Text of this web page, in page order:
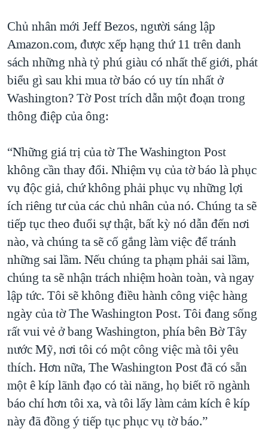
Chủ nhân mới Jeff Bezos, người sáng lập
Amazon.com, được xếp hạng thứ 11 trên danh
sách những nhà tỷ phú giàu có nhất thế giới, phát
biểu gì sau khi mua tờ báo có uy tín nhất ở
Washington? Tờ Post trích dẫn một đoạn trong
thông điệp của ông:
“Những giá trị của tờ The Washington Post
không cần thay đổi. Nhiệm vụ của tờ báo là phục
vụ độc giả, chứ không phải phục vụ những lợi
ích riêng tư của các chủ nhân của nó. Chúng ta sẽ
tiếp tục theo đuổi sự thật, bất kỳ nó dẫn đến nơi
nào, và chúng ta sẽ cố gắng làm việc để tránh
những sai lầm. Nếu chúng ta phạm phải sai lầm,
chúng ta sẽ nhận trách nhiệm hoàn toàn, và ngay
lập tức. Tôi sẽ không điều hành công việc hàng
ngày của tờ The Washington Post. Tôi đang sống
rất vui vẻ ở bang Washington, phía bên Bờ Tây
nước Mỹ, nơi tôi có một công việc mà tôi yêu
thích. Hơn nữa, The Washington Post đã có sẵn
một ê kíp lãnh đạo có tài năng, họ biết rõ ngành
báo chí hơn tôi xa, và tôi lấy làm cảm kích ê kíp
này đã đồng ý tiếp tục phục vụ tờ báo.”